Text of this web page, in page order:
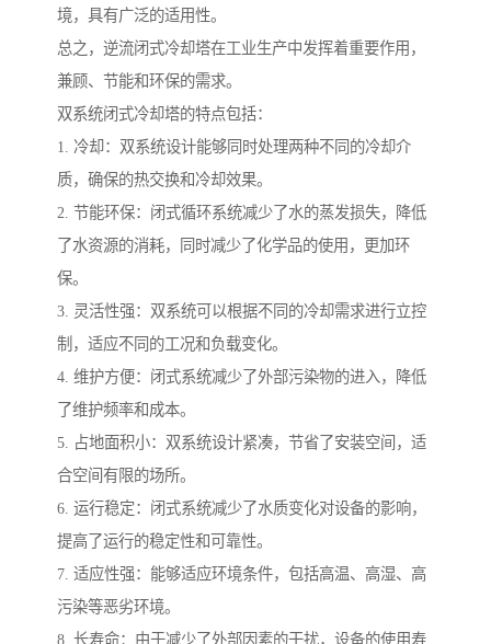
境，具有广泛的适用性。
总之，逆流闭式冷却塔在工业生产中发挥着重要作用，
兼顾、节能和环保的需求。
双系统闭式冷却塔的特点包括：
1. 冷却：双系统设计能够同时处理两种不同的冷却介
质，确保的热交换和冷却效果。
2. 节能环保：闭式循环系统减少了水的蒸发损失，降低
了水资源的消耗，同时减少了化学品的使用，更加环
保。
3. 灵活性强：双系统可以根据不同的冷却需求进行立控
制，适应不同的工况和负载变化。
4. 维护方便：闭式系统减少了外部污染物的进入，降低
了维护频率和成本。
5. 占地面积小：双系统设计紧凑，节省了安装空间，适
合空间有限的场所。
6. 运行稳定：闭式系统减少了水质变化对设备的影响，
提高了运行的稳定性和可靠性。
7. 适应性强：能够适应环境条件，包括高温、高湿、高
污染等恶劣环境。
8. 长寿命：由于减少了外部因素的干扰，设备的使用寿